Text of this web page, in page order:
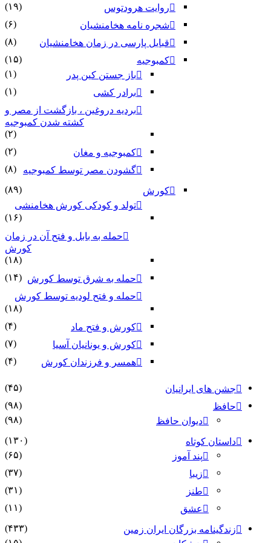
روایت هرودتوس
(۱۹)
شجره نامه هخامنشیان
(۶)
قبایل پارسی در زمان هخامنشیان
(۸)
کمبوجیه
(۱۵)
باز جستن کین پدر
(۱)
برادر کشی
(۱)
بردیه دروغین ، بازگشت از مصر و
کشته شدن کمبوجیه
(۲)
کمبوجیه و مغان
(۲)
گشودن مصر توسط کمبوجیه
(۸)
کورش
(۸۹)
تولد و کودکی کورش هخامنشی
(۱۶)
حمله به بابل و فتح آن در زمان
کورش
(۱۸)
حمله به شرق توسط کورش (۱۴)
حمله و فتح لودیه توسط کورش
(۱۸)
کورش و فتح ماد
(۴)
کورش و یونانیان آسیا
(۷)
همسر و فرزندان کورش
(۴)
جشن های ایرانیان
(۴۵)
حافظ
(۹۸)
دیوان حافظ
(۹۸)
داستان کوتاه
(۱۳۰)
پند آموز
(۶۵)
زیبا
(۳۷)
طنز
(۳۱)
عشق
(۱۱)
زندگینامه بزرگان ایران زمین
(۴۳۳)